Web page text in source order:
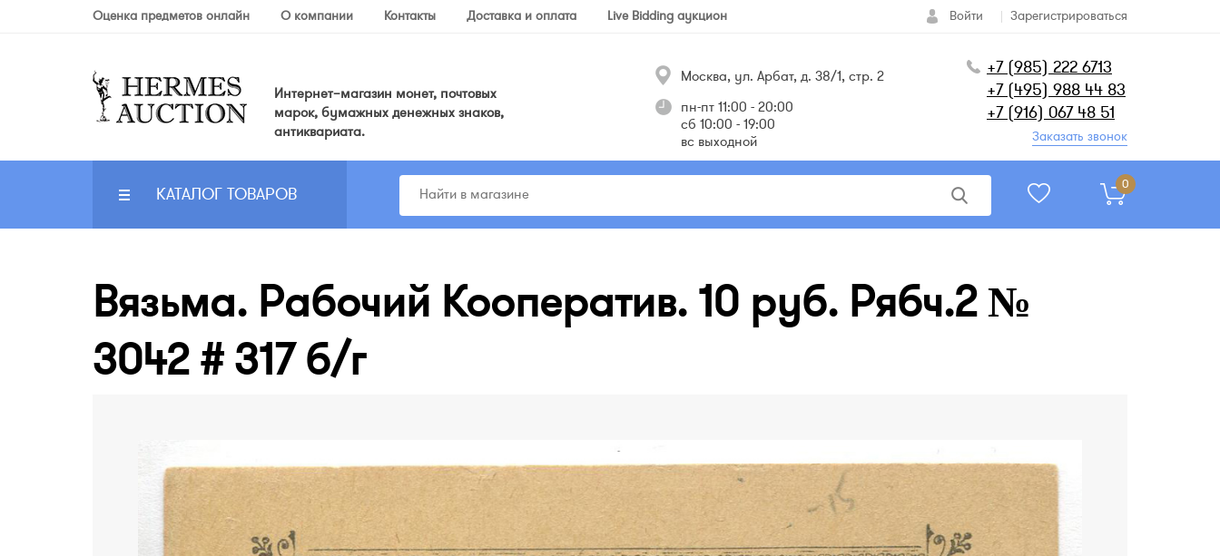
Оценка предметов онлайн О компании Контакты Доставка и оплата Live Bidding аукцион Зарегистрироваться
Войти
Интернет–магазин монет, почтовых
марок, бумажных денежных знаков,
антиквариата.
Москва, ул. Арбат, д. 38/1, стр. 2
пн-пт 11:00 - 20:00
сб 10:00 - 19:00
вс выходной
+7 (985) 222 6713
+7 (495) 988 44 83
+7 (916) 067 48 51
Заказать звонок
КАТАЛОГ ТОВАРОВ 0
Вязьма. Рабочий Кооператив. 10 руб. Рябч.2 №
3042 # 317 б/г